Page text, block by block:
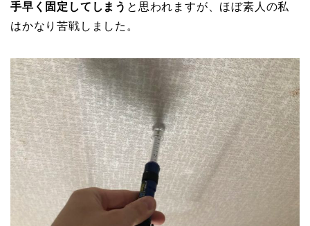
手早く固定してしまう と思われますが、ほぼ素人の私
はかなり苦戦しました。